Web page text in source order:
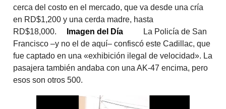
cerca del costo en el mercado, que va desde una cría
en RD$1,200 y una cerda madre, hasta
RD$18,000.
Imagen del Día
La Policía de San
Francisco –y no el de aquí– confiscó este Cadillac, que
fue captado en una «exhibición ilegal de velocidad». La
pasajera también andaba con una AK-47 encima, pero
esos son otros 500.